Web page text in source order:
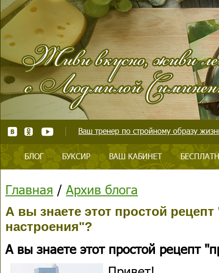
Ваш тренер по стройному образу
БЛОГ БУКСИР ВАШ КАБИНЕТ
Главная / Архив блога
А вы знаете этот простой
настроения"?
А вы знаете этот простой рецепт